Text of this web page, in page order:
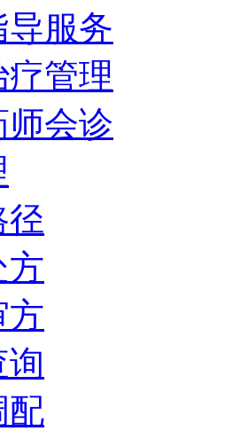
导服务
管理
师会诊
径
方
方
询
配